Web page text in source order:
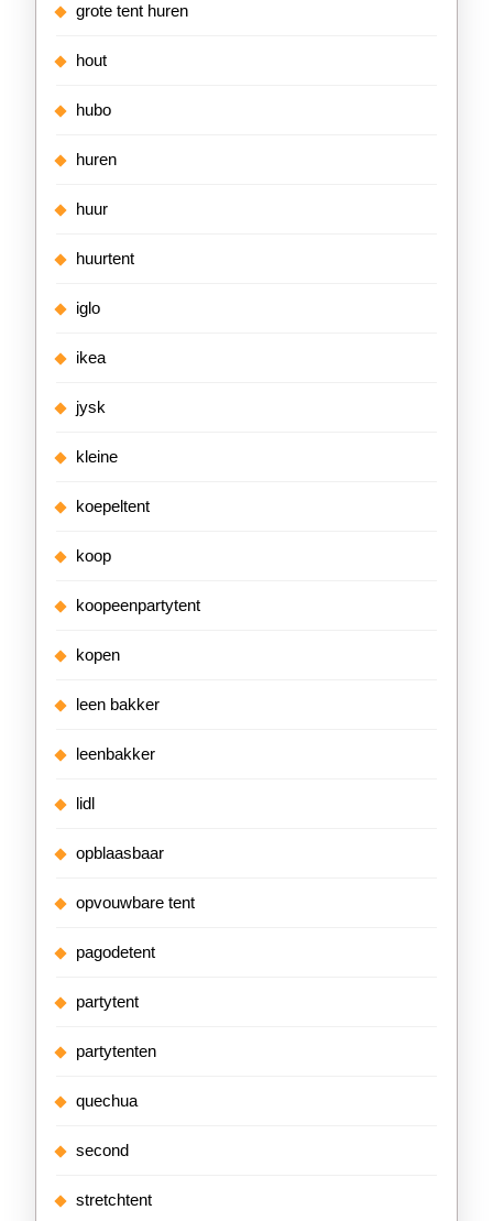
grote tent huren
hout
hubo
huren
huur
huurtent
iglo
ikea
jysk
kleine
koepeltent
koop
koopeenpartytent
kopen
leen bakker
leenbakker
lidl
opblaasbaar
opvouwbare tent
pagodetent
partytent
partytenten
quechua
second
stretchtent